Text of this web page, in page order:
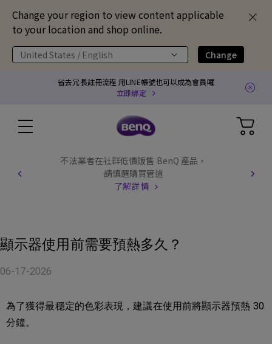
Change your region to view content applicable
to your location and shop online.
United States / English Change
省去冗長註冊流程 用LINE帳號也可以成為會員囉
立即綁定
不法業者在社群低價販售 BenQ 產品，
請慎選購買管道
了解詳情
顯示器使用前需要預熱多久？
06-17-2026
為了獲得最穩定的色彩表現，建議在使用前將顯示器預熱 30
分鐘。